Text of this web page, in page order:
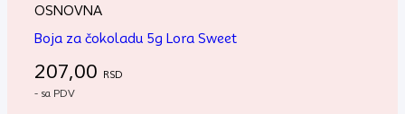
OSNOVNA
Boja za čokoladu 5g Lora Sweet
207,00 RSD
- sa PDV